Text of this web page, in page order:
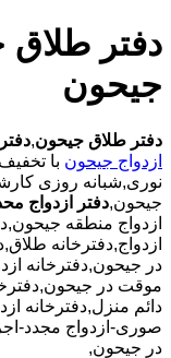
دفتر طلاق
جیحون
دفتر طلاق جیحون,
ازدواج جیحون
نوری,شبانه روزی
جیحون,دفتر ازدواج
ازدواج منطقه
ازدواج,دفترخانه
در جیحون,دفترخانه
موقت در
دائم منزل,دفترخانه
صوری-ازدواج مجدد-
در جیحون,